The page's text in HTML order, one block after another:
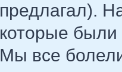
предлагал).
которые
Мы все